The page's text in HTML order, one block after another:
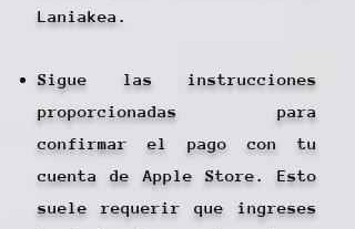
Laniakea.
Sigue las instrucciones
proporcionadas para
confirmar el pago con tu
cuenta de Apple Store. Esto
suele requerir que ingreses